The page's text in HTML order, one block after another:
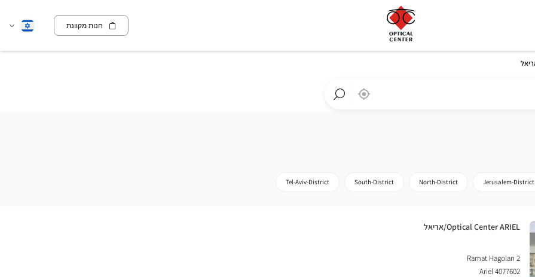
חנות מקוונת
שנהעברית
בקרבתי,
a
Jerusalem-District
North-District
South-District
Tel-Aviv-District
חנות:
Optical Center ARIEL/אריאל
Ramat Hagolan 2
4077602 Ariel